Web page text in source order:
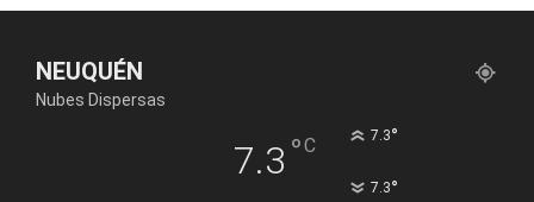
NEUQUÉN
Nubes Dispersas
7.3 °C 7.3°
7.3°